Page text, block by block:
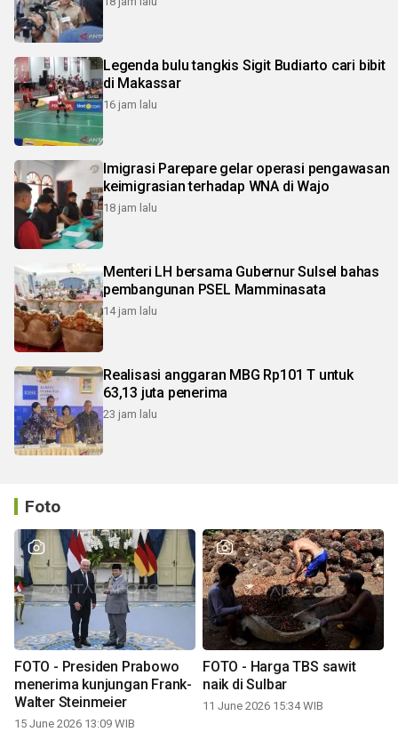
Legenda bulu tangkis Sigit Budiarto cari bibit
di Makassar
16 jam lalu
Imigrasi Parepare gelar operasi pengawasan
keimigrasian terhadap WNA di Wajo
18 jam lalu
Menteri LH bersama Gubernur Sulsel bahas
pembangunan PSEL Mamminasata
14 jam lalu
Realisasi anggaran MBG Rp101 T untuk
63,13 juta penerima
23 jam lalu
Foto
FOTO - Presiden Prabowo
menerima kunjungan Frank-
Walter Steinmeier
15 June 2026 13:09 WIB
FOTO - Harga TBS sawit
naik di Sulbar
11 June 2026 15:34 WIB